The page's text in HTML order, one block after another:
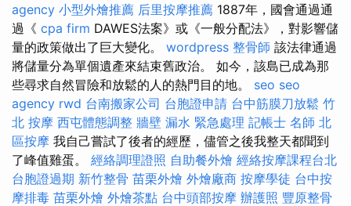
agency 小型外燴推薦 后里按摩推薦 1887年，國會通過通
過《 cpa firm DAWES法案》或《一般分配法》，對影響儲
量的政策做出了巨大變化。 wordpress 整骨師 該法律通過
將儲量分為單個遺產來結束舊政治。 如今，該島已成為那
些尋求自然冒險和放鬆的人的熱門目的地。 seo seo
agency rwd 台南搬家公司 台胞證申請 台中筋膜刀放鬆 竹
北 按摩 西屯體態調整 牆壁 漏水 緊急處理 記帳士 名師 北
區按摩 我自己嘗試了後者的經歷，儘管之後我整天都聞到
了峰值雞蛋。 經絡調理證照 自助餐外燴 經絡按摩課程台北
台胞證過期 新竹整骨 苗栗外燴 外燴廠商 按摩學徒 台中按
摩排毒 苗栗外燴 外燴茶點 台中頭部按摩 辦護照 豐原整骨